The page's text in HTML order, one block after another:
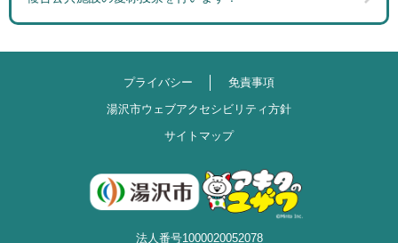
プライバシー
免責事項
湯沢市ウェブアクセシビリティ方針
サイトマップ
法人番号1000020052078